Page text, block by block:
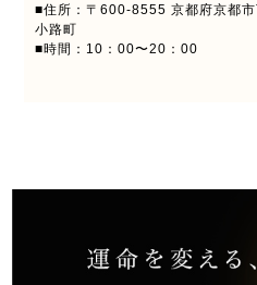
■住所：〒600-8555 京都府京都
小路町
■時間：10：00〜20：00